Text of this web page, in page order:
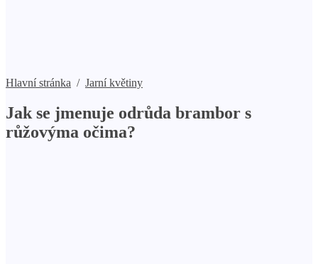
Hlavní stránka / Jarní květiny
Jak se jmenuje odrůda brambor s
růžovýma očima?